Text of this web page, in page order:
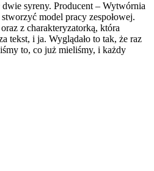
syreny. Producent – Wytwórnia
model pracy zespołowej.
z charakteryzatorką, która
tekst, i ja. Wyglądało to tak, że raz
to, co już mieliśmy, i każdy